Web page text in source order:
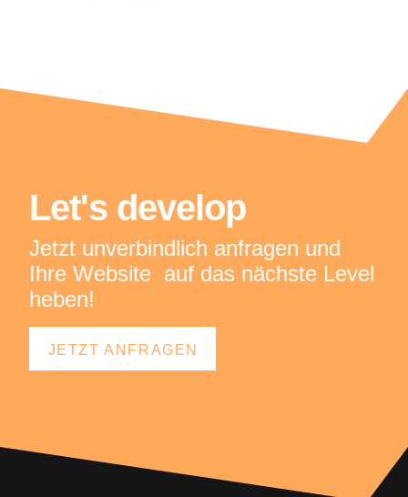
Let's develop
Jetzt unverbindlich anfragen und
Ihre Website auf das nächste Level
heben!
JETZT ANFRAGEN